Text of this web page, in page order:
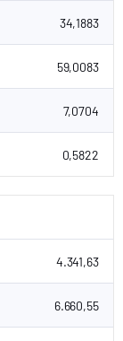
34,1883
59,0083
7,0704
0,5822
4.341,63
6.660,55